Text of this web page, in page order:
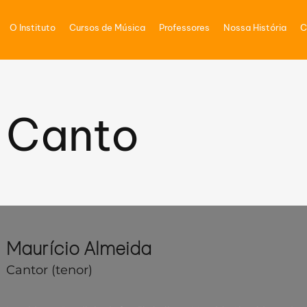
O Instituto Cursos de Música Professores Nossa História
Canto
Maurício Almeida
Cantor (tenor)